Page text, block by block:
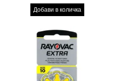
СЛУХОВ АПАРАТ С